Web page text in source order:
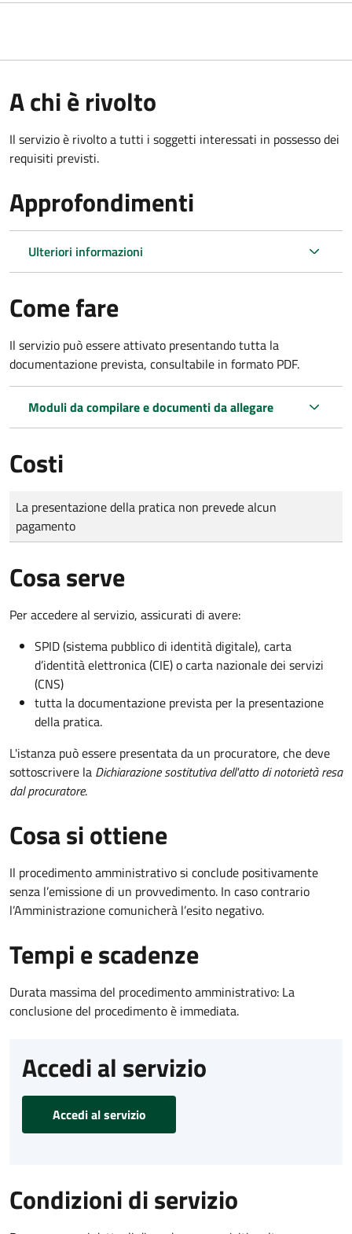
A chi è rivolto
Il servizio è rivolto a tutti i soggetti interessati in possesso dei
requisiti previsti.
Approfondimenti
Ulteriori informazioni
Come fare
Il servizio può essere attivato presentando tutta la
documentazione prevista, consultabile in formato PDF.
Moduli da compilare e documenti da allegare
Costi
Tipo di pagamento
Importo
La presentazione della pratica non prevede alcun
pagamento
Cosa serve
Per accedere al servizio, assicurati di avere:
SPID (sistema pubblico di identità digitale), carta
d’identità elettronica (CIE) o carta nazionale dei servizi
(CNS)
tutta la documentazione prevista per la presentazione
della pratica.
L'istanza può essere presentata da un procuratore, che deve
sottoscrivere la Dichiarazione sostitutiva dell'atto di notorietà resa
dal procuratore.
Cosa si ottiene
Il procedimento amministrativo si conclude positivamente
senza l’emissione di un provvedimento. In caso contrario
l’Amministrazione comunicherà l’esito negativo.
Tempi e scadenze
Durata massima del procedimento amministrativo: La
conclusione del procedimento è immediata.
Accedi al servizio
Accedi al servizio
Condizioni di servizio